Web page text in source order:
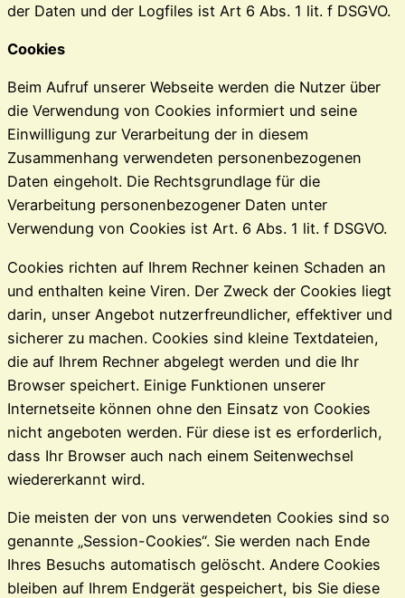
der Daten und der Logfiles ist Art 6 Abs. 1 lit. f DSGVO.
Cookies
Beim Aufruf unserer Webseite werden die Nutzer über
die Verwendung von Cookies informiert und seine
Einwilligung zur Verarbeitung der in diesem
Zusammenhang verwendeten personenbezogenen
Daten eingeholt. Die Rechtsgrundlage für die
Verarbeitung personenbezogener Daten unter
Verwendung von Cookies ist Art. 6 Abs. 1 lit. f DSGVO.
Cookies richten auf Ihrem Rechner keinen Schaden an
und enthalten keine Viren. Der Zweck der Cookies liegt
darin, unser Angebot nutzerfreundlicher, effektiver und
sicherer zu machen. Cookies sind kleine Textdateien,
die auf Ihrem Rechner abgelegt werden und die Ihr
Browser speichert. Einige Funktionen unserer
Internetseite können ohne den Einsatz von Cookies
nicht angeboten werden. Für diese ist es erforderlich,
dass Ihr Browser auch nach einem Seitenwechsel
wiedererkannt wird.
Die meisten der von uns verwendeten Cookies sind so
genannte „Session-Cookies“. Sie werden nach Ende
Ihres Besuchs automatisch gelöscht. Andere Cookies
bleiben auf Ihrem Endgerät gespeichert, bis Sie diese